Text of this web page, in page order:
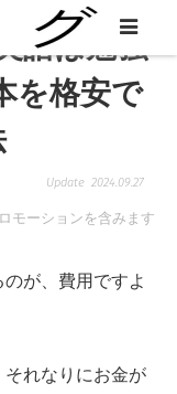
語は勉強
を格安で
2024.09.27
モーションを含みます
が、費用ですよ
れなりにお金が